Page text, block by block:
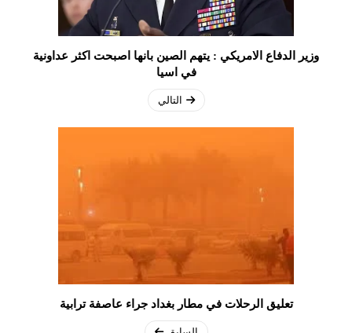
وزير الدفاع الامريكي : يتهم الصين بانها اصبحت اكثر عداونية
في اسيا
التالي
تعليق الرحلات في مطار بغداد جراء عاصفة ترابية